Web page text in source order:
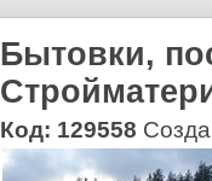
Бытовки,
Код: 129558